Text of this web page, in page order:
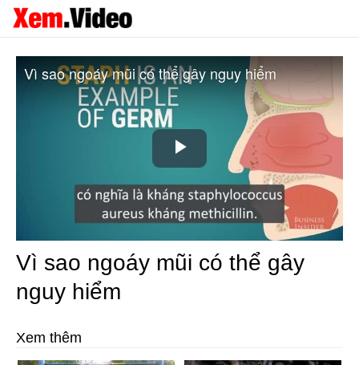
Play
Video
Vì sao ngoáy mũi có thể gây nguy hiểm
Vì sao ngoáy mũi có thể gây
nguy hiểm
Xem thêm